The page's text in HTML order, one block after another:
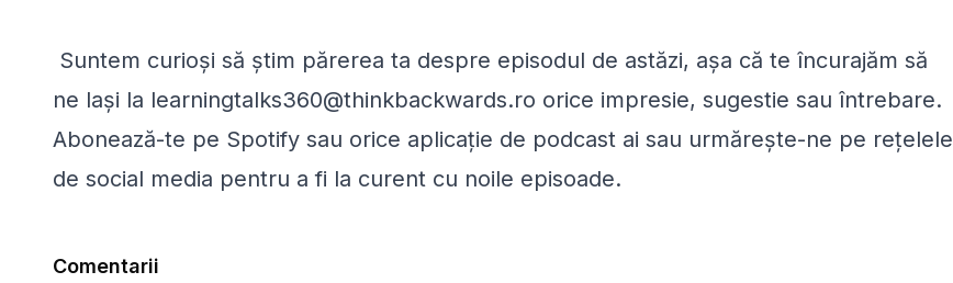
Suntem curioși să știm părerea ta despre episodul de astăzi, așa că te încurajăm să
ne lași la learningtalks360@thinkbackwards.ro orice impresie, sugestie sau întrebare.
Abonează-te pe Spotify sau orice aplicație de podcast ai sau urmărește-ne pe rețelele
de social media pentru a fi la curent cu noile episoade.
Comentarii